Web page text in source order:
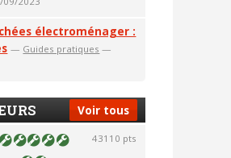
électroménager :
— Guides pratiques —
Voir tous
43110 pts